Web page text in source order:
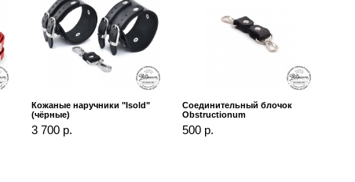
Кожаные наручники "Isold"
(чёрные)
3 700 р.
Соединительный блочок
Obstructionum
500 р.